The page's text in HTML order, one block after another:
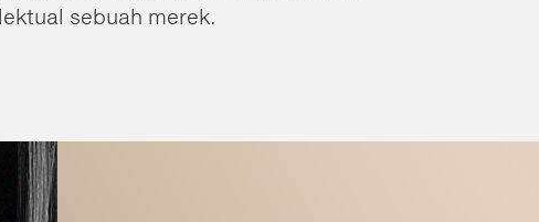
sebuah merek.